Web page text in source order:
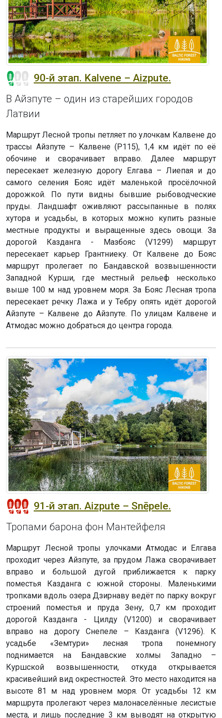
90-й этап. Kalvene – Aizpute.
В Айзпуте – один из старейших городов
Латвии
Маршрут Лесной тропы петляет по улочкам Калвене до
трассы Айзпуте – Kaлвене (P115), 1,4 км идёт по её
обочине и сворачивает вправо. Далее маршрут
пересекает железную дорогу Елгава – Лиепая и до
самого селения Бояс идёт маленькой просёлочной
дорожкой. По пути видны бывшие рыбоводческие
пруды. Ландшафт оживляют рассыпанные в полях
хутора и усадьбы, в которых можно купить разные
местные продукты и выращенные здесь овощи. За
дорогой Казданга - Мазбояс (V1299) маршрут
пересекает карьер Грантниеку. От Калвене до Бояс
маршрут пролегает по Бандавской возвышенности
Западной Курши, где местный рельеф несколько
выше 100 м над уровнем моря. За Бояс Лесная тропа
пересекает речку Лажа и у Тебру опять идёт дорогой
Айзпуте – Kaлвене до Айзпуте. По улицам Kaлвене и
Атмодас можно добраться до центра города.
91-й этап. Aizpute – Snēpele.
Тропами барона фон Мантейфеля
Маршрут Лесной тропы улочками Атмодас и Елгава
проходит через Айзпуте, за прудом Лажа сворачивает
вправо и большой дугой приближается к парку
поместья Казданга с южной стороны. Маленькими
тропками вдоль озера Дзирнаву ведёт по парку вокруг
строений поместья и пруда Зену, 0,7 км проходит
дорогой Казданга - Цилду (V1200) и сворачивает
вправо на дорогу Снепеле – Казданга (V1296). К
усадьбе «Земтури» лесная тропа понемногу
поднимается на Бандавские холмы Западно –
Куршской возвышенности, откуда открывается
красивейший вид окрестностей. Это место находится на
высоте 81 м над уровнем моря. От усадьбы 12 км
маршрута пролегают через малонаселённые лесистые
места, и лишь последние 3 км выводят на открытую